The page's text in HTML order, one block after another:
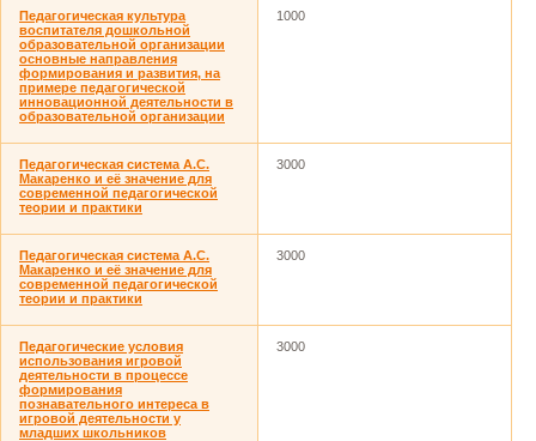
Педагогическая культура
воспитателя дошкольной
образовательной организации
основные направления
формирования и развития, на
примере педагогической
инновационной деятельности в
образовательной организации
1000
Педагогическая система А.С.
Макаренко и её значение для
современной педагогической
теории и практики
3000
Педагогическая система А.С.
Макаренко и её значение для
современной педагогической
теории и практики
3000
Педагогические условия
использования игровой
деятельности в процессе
формирования
познавательного интереса в
игровой деятельности у
младших школьников
3000